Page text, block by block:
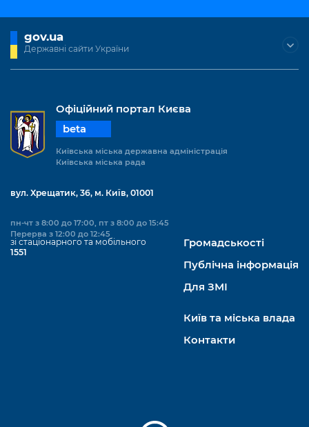
gov.ua
Державні сайти України
Офіційний портал Києва
beta
Київська міська державна адміністрація
Київська міська рада
вул. Хрещатик, 36, м. Київ, 01001
пн-чт з 8:00 до 17:00, пт з 8:00 до 15:45
Перерва з 12:00 до 12:45
зі стаціонарного та мобільного
1551
Громадськості
Публічна інформація
Для ЗМІ
Київ та міська влада
Контакти